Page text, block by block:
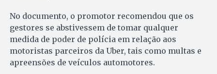
No documento, o promotor recomendou que os
gestores se abstivessem de tomar qualquer
medida de poder de polícia em relação aos
motoristas parceiros da Uber, tais como multas e
apreensões de veículos automotores.